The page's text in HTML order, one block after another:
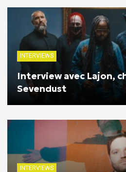
INTERVIEWS
Interview avec Lajon,
Sevendust
INTERVIEWS